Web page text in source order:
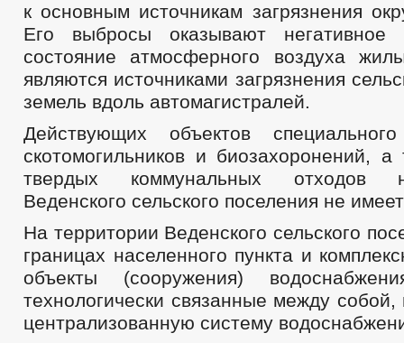
к основным источникам загрязнения
Его выбросы оказывают негативное
состояние атмосферного воздуха
являются источниками загрязнения
земель вдоль автомагистралей.
Действующих объектов
скотомогильников и биозахоронений, а
твердых коммунальных отходов
Веденского сельского поселения не
На территории Веденского сельского
границах населенного пункта и
объекты (сооружения)
технологически связанные между
централизованную систему